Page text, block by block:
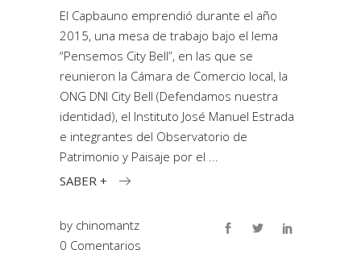
El Capbauno emprendió durante el año
2015, una mesa de trabajo bajo el lema
“Pensemos City Bell”, en las que se
reunieron la Cámara de Comercio local, la
ONG DNI City Bell (Defendamos nuestra
identidad), el Instituto José Manuel Estrada
e integrantes del Observatorio de
Patrimonio y Paisaje por el
SABER +
by chinomantz
0 Comentarios